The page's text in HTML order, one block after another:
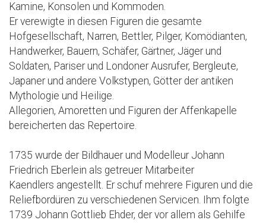
Kamine, Konsolen und Kommoden.
Er verewigte in diesen Figuren die gesamte
Hofgesellschaft, Narren, Bettler, Pilger, Komödianten,
Handwerker, Bauern, Schäfer, Gärtner, Jäger und
Soldaten, Pariser und Londoner Ausrufer, Bergleute,
Japaner und andere Volkstypen, Götter der antiken
Mythologie und Heilige.
Allegorien, Amoretten und Figuren der Affenkapelle
bereicherten das Repertoire.
1735 wurde der Bildhauer und Modelleur Johann
Friedrich Eberlein als getreuer Mitarbeiter
Kaendlers angestellt. Er schuf mehrere Figuren und die
Reliefbordüren zu verschiedenen Servicen. Ihm folgte
1739 Johann Gottlieb Ehder, der vor allem als Gehilfe